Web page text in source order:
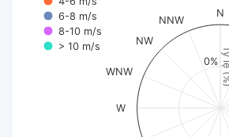
Tỷ
6-8 m/s
8-10 m/s
> 10 m/s
N
W
WNW
NW
NNW
0%